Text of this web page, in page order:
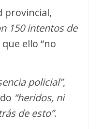
provincial,
150 intentos de
ello “no
policial”,
“heridos, ni
de esto”.